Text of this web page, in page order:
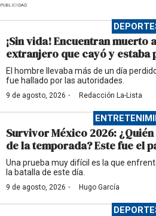
PUBLICIDAD
¡Sin vida! Encuentran muerto
extranjero que cayó y estaba
El hombre llevaba más de un día
fue hallado por las autoridades.
9 de agosto, 2026 · Redacción La-Lista
Survivor México 2026:
de la temporada? Este fue el
Una prueba muy difícil es la que
la batalla de este día.
9 de agosto, 2026 · Hugo García